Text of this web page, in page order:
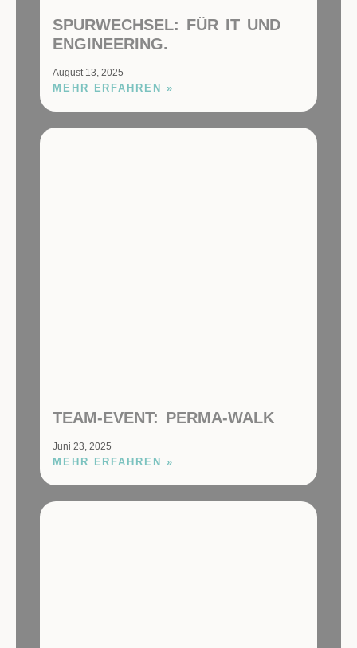
SPURWECHSEL: FÜR IT UND
ENGINEERING.
August 13, 2025
MEHR ERFAHREN »
TEAM-EVENT: PERMA-WALK
Juni 23, 2025
MEHR ERFAHREN »